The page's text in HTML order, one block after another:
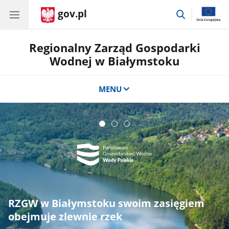
gov.pl
przejdź
Regionalny Zarząd Gospodarki
Wodnej w Białymstoku
MENU
RZGW w Białymstoku swoim zasięgiem
obejmuje zlewnie rzek